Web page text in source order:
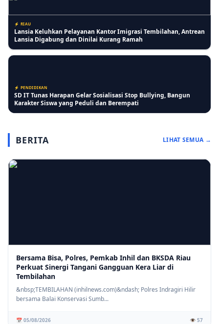
⚡ RIAU
Lansia Keluhkan Pelayanan Kantor Imigrasi Tembilahan, Antrean
Lansia Digabung dan Dinilai Kurang Ramah
⚡ PENDIDIKAN
SD IT Tunas Harapan Gelar Sosialisasi Stop Bullying, Bangun
Karakter Siswa yang Peduli dan Berempati
BERITA LIHAT SEMUA →
Bersama Bisa, Polres, Pemkab Inhil dan BKSDA Riau
Perkuat Sinergi Tangani Gangguan Kera Liar di
Tembilahan
&nbsp;TEMBILAHAN (inhilnews.com)&ndash; Polres Indragiri Hilir
bersama Balai Konservasi Sumb...
📅 05/08/2026 👁️ 57